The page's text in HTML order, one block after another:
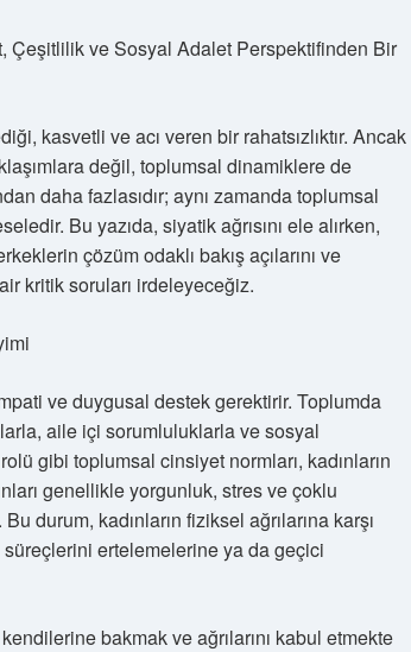
Çeşitlilik ve Sosyal Adalet Perspektifinden Bir
kasvetli ve acı veren bir rahatsızlıktır. Ancak
değil, toplumsal dinamiklere de
daha fazlasıdır; aynı zamanda toplumsal
Bu yazıda, siyatik ağrısını ele alırken,
çözüm odaklı bakış açılarını ve
kritik soruları irdeleyeceğiz.
ve duygusal destek gerektirir. Toplumda
aile içi sorumluluklarla ve sosyal
gibi toplumsal cinsiyet normları, kadınların
genellikle yorgunluk, stres ve çoklu
durum, kadınların fiziksel ağrılarına karşı
ertelemelerine ya da geçici
bakmak ve ağrılarını kabul etmekte